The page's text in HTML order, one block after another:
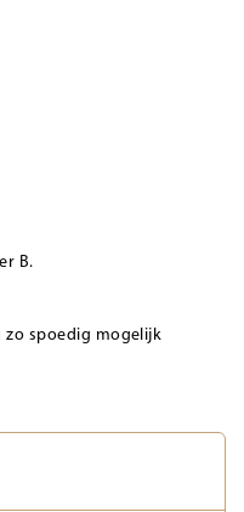
B.
zo spoedig mogelijk